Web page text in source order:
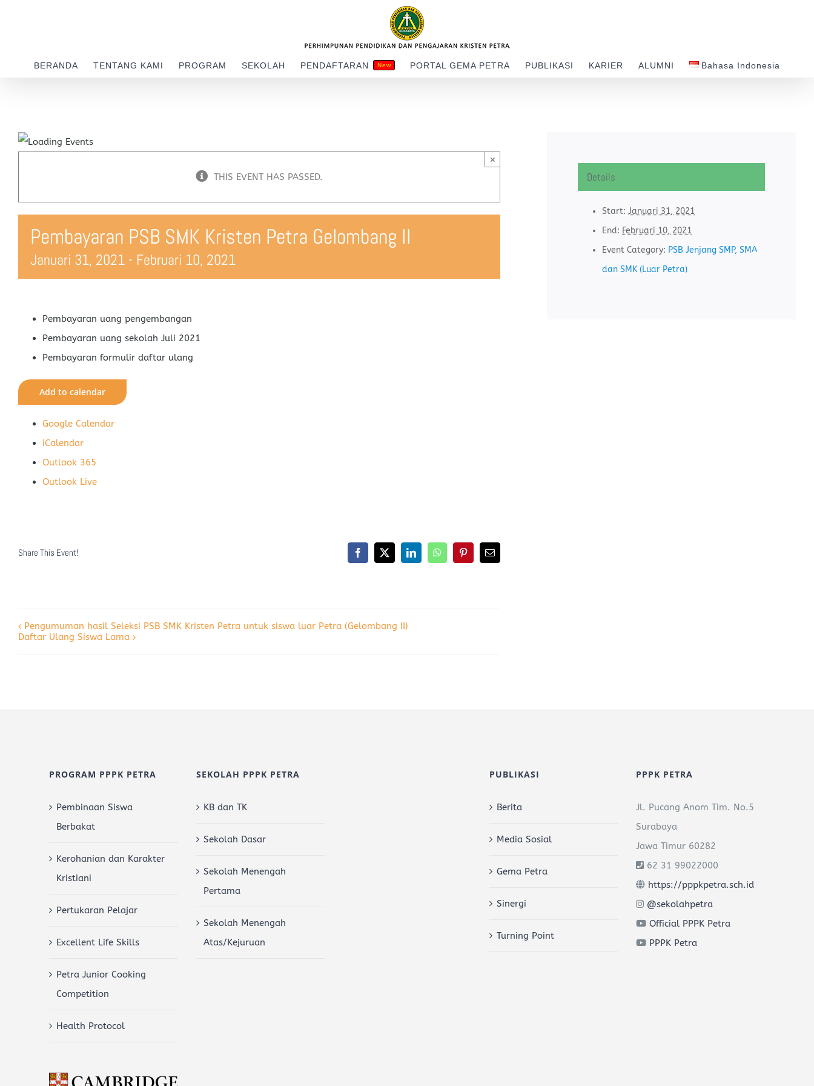
BERANDA TENTANG KAMI PROGRAM SEKOLAH PENDAFTARAN New PORTAL GEMA PETRA PUBLIKASI KARIER ALUMNI Bahasa Indonesia
THIS EVENT HAS PASSED.
×
Pembayaran PSB SMK Kristen Petra Gelombang II
Januari 31, 2021 - Februari 10, 2021
Pembayaran uang pengembangan
Pembayaran uang sekolah Juli 2021
Pembayaran formulir daftar ulang
Add to calendar
Google Calendar
iCalendar
Outlook 365
Outlook Live
Share This Event! Facebook
X LinkedInWhatsAppPinterestEmail
Pengumuman hasil Seleksi PSB SMK Kristen Petra untuk siswa luar Petra (Gelombang II)
Daftar Ulang Siswa Lama
Details
Start: Januari 31, 2021
End: Februari 10, 2021
Event Category: PSB Jenjang SMP, SMA
dan SMK (Luar Petra)
PROGRAM PPPK PETRA
Pembinaan Siswa
Berbakat
Kerohanian dan Karakter
Kristiani
Pertukaran Pelajar
Excellent Life Skills
Petra Junior Cooking
Competition
Health Protocol
SEKOLAH PPPK PETRA
KB dan TK
Sekolah Dasar
Sekolah Menengah
Pertama
Sekolah Menengah
Atas/Kejuruan
PUBLIKASI
Berita
Media Sosial
Gema Petra
Sinergi
Turning Point
PPPK PETRA
Jl. Pucang Anom Tim. No.5
Surabaya
Jawa Timur 60282
62 31 99022000
https://pppkpetra.sch.id
@sekolahpetra
Official PPPK Petra
PPPK Petra